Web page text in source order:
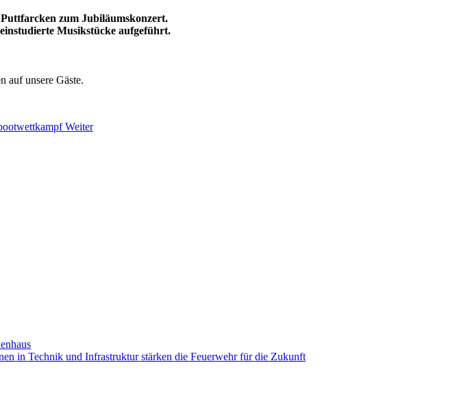
zum Jubiläumskonzert.
Musikstücke aufgeführt.
auf unsere Gäste.
Weiter
in Technik und Infrastruktur stärken die Feuerwehr für die Zukunft